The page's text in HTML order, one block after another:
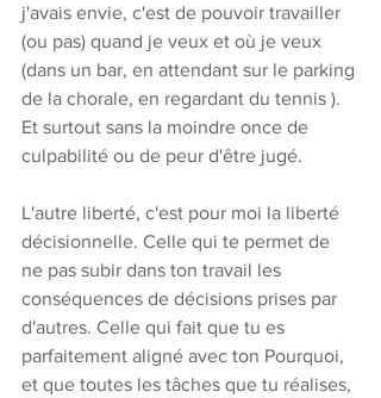
j'avais envie, c'est de pouvoir travailler
(ou pas) quand je veux et où je veux
(dans un bar, en attendant sur le parking
de la chorale, en regardant du tennis ).
Et surtout sans la moindre once de
culpabilité ou de peur d'être jugé.
L'autre liberté, c'est pour moi la liberté
décisionnelle. Celle qui te permet de
ne pas subir dans ton travail les
conséquences de décisions prises par
d'autres. Celle qui fait que tu es
parfaitement aligné avec ton Pourquoi,
et que toutes les tâches que tu réalises,